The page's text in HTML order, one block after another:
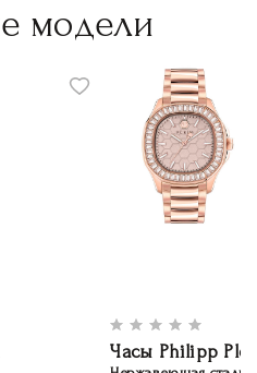
модели
Часы Philipp